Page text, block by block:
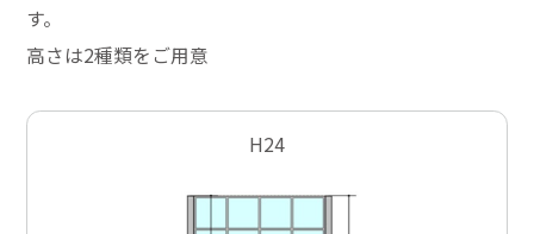
す。
高さは2種類をご用意
H24